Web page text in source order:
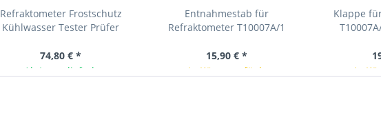
Refraktometer Frostschutz
Kühlwasser Tester Prüfer
74,80 € *
Ab Lager lieferbar
Entnahmestab für
Refraktometer T10007A/1
15,90 € *
In Kürze verfügbar
Klappe
In